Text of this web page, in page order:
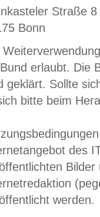
Straße 8
Bonn
erlaubt. Die
geklärt. Sollte
bitte beim
des
werden.